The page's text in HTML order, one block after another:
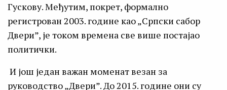
Гускову. Међутим, покрет, формално
регистрован 2003. године као „Српски сабор
Двери”, је током времена све више постајао
политички.
И још један важан моменат везан за
руководство „Двери”. До 2015. године они су